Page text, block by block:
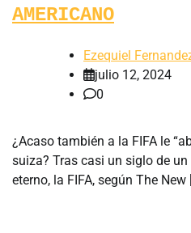
AMERICANO
Ezequiel
julio 12, 2024
0
¿Acaso también a la FIFA le
suiza? Tras casi un siglo de
eterno, la FIFA, según The New